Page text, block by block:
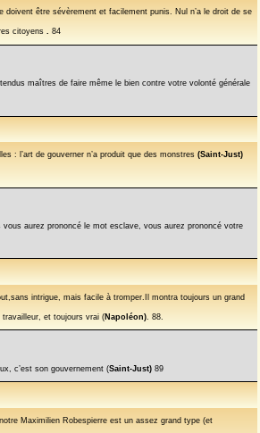
doivent être sévèrement et facilement punis. Nul n’a le droit de se
citoyens.84
maîtres de faire même le bien contre votre volonté générale
: l’art de gouverner n’a produit que des monstres(Saint-Just)
aurez prononcé le mot esclave, vous aurez prononcé votre
intrigue, mais facile à tromper.Il montra toujours un grand
et toujours vrai (Napoléon). 88.
c’est son gouvernement (Saint-Just) 89
Maximilien Robespierre est un assez grand type (et